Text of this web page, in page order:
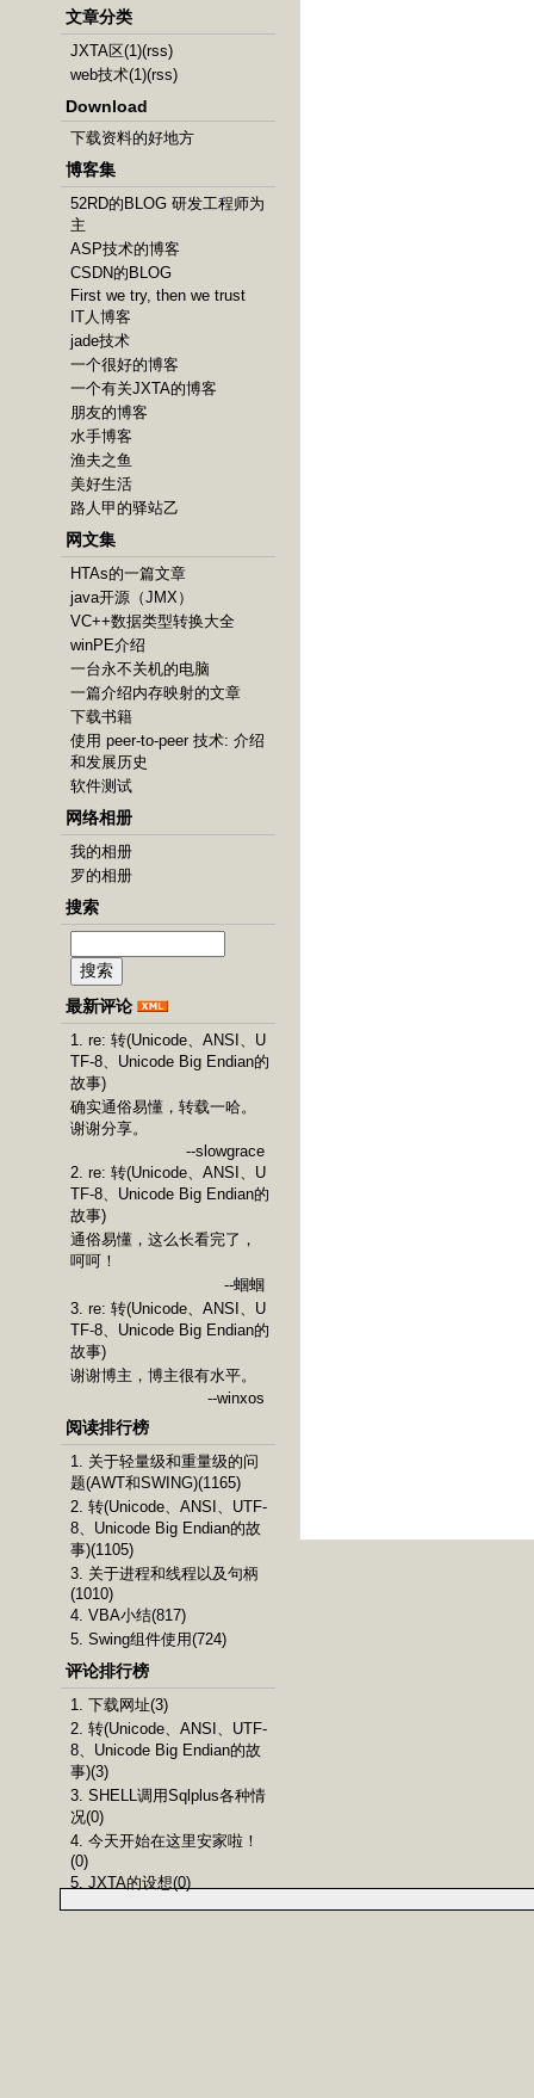
文章分类
JXTA区(1)(rss)
web技术(1)(rss)
Download
下载资料的好地方
博客集
52RD的BLOG 研发工程师为
主
ASP技术的博客
CSDN的BLOG
First we try, then we trust
IT人博客
jade技术
一个很好的博客
一个有关JXTA的博客
朋友的博客
水手博客
渔夫之鱼
美好生活
路人甲的驿站乙
网文集
HTAs的一篇文章
java开源（JMX）
VC++数据类型转换大全
winPE介绍
一台永不关机的电脑
一篇介绍内存映射的文章
下载书籍
使用 peer-to-peer 技术: 介绍
和发展历史
软件测试
网络相册
我的相册
罗的相册
搜索
最新评论
1. re: 转(Unicode、ANSI、U
TF-8、Unicode Big Endian的
故事)
确实通俗易懂，转载一哈。
谢谢分享。
--slowgrace
2. re: 转(Unicode、ANSI、U
TF-8、Unicode Big Endian的
故事)
通俗易懂，这么长看完了，
呵呵！
--蝈蝈
3. re: 转(Unicode、ANSI、U
TF-8、Unicode Big Endian的
故事)
谢谢博主，博主很有水平。
--winxos
阅读排行榜
1. 关于轻量级和重量级的问
题(AWT和SWING)(1165)
2. 转(Unicode、ANSI、UTF-
8、Unicode Big Endian的故
事)(1105)
3. 关于进程和线程以及句柄
(1010)
4. VBA小结(817)
5. Swing组件使用(724)
评论排行榜
1. 下载网址(3)
2. 转(Unicode、ANSI、UTF-
8、Unicode Big Endian的故
事)(3)
3. SHELL调用Sqlplus各种情
况(0)
4. 今天开始在这里安家啦！
(0)
5. JXTA的设想(0)